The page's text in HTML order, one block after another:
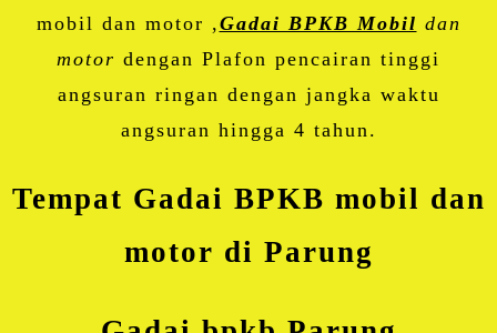
mobil dan motor , Gadai BPKB Mobil dan
motor dengan Plafon pencairan tinggi
angsuran ringan dengan jangka waktu
angsuran hingga 4 tahun.
Tempat Gadai BPKB mobil dan
motor di Parung